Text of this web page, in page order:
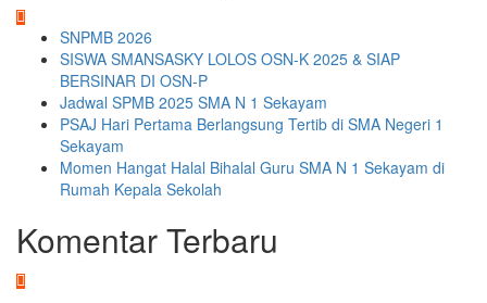
SNPMB 2026
SISWA SMANSASKY LOLOS OSN-K 2025 & SIAP
BERSINAR DI OSN-P
Jadwal SPMB 2025 SMA N 1 Sekayam
PSAJ Hari Pertama Berlangsung Tertib di SMA Negeri 1
Sekayam
Momen Hangat Halal Bihalal Guru SMA N 1 Sekayam di
Rumah Kepala Sekolah
Komentar Terbaru